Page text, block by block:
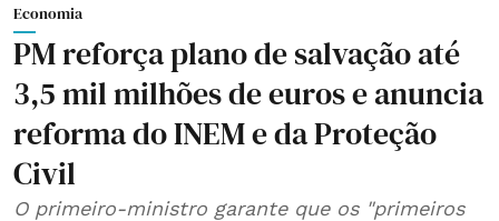
Economia
PM reforça plano de salvação até
3,5 mil milhões de euros e anuncia
reforma do INEM e da Proteção
Civil
O primeiro-ministro garante que os "primeiros